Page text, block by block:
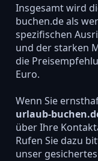
Insgesamt wird
buchen.de als
spezifischen
und der starken
die
Euro.
Wenn Sie
urlaub-
über Ihre
Rufen Sie dazu
unser